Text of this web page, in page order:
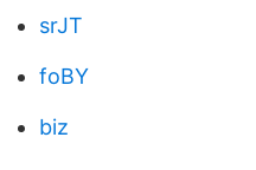
srJT
foBY
biz